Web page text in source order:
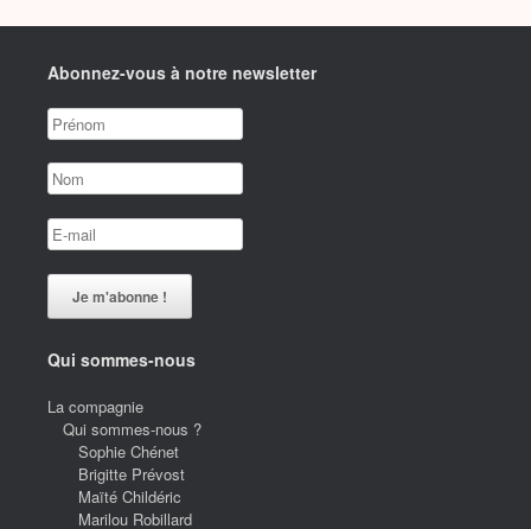
Abonnez-vous à notre newsletter
Qui sommes-nous
La compagnie
Qui sommes-nous ?
Sophie Chénet
Brigitte Prévost
Maïté Childéric
Marilou Robillard